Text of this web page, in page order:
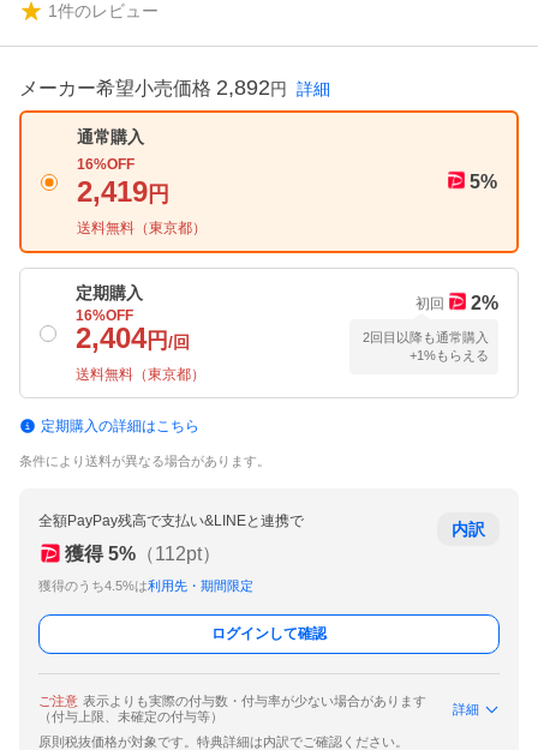
1件のレビュー
メーカー希望小売価格 2,892円 詳細
通常購入
16%OFF
2,419 円
送料無料（東京都）
5%
定期購入
16%OFF
2,404円/回
送料無料（東京都）
初回 2%
2回目以降も通常購入
+1%もらえる
定期購入の詳細はこちら
条件により送料が異なる場合があります。
全額PayPay残高で支払い&LINEと連携で
獲得 5% （112pt）
獲得のうち4.5%は利用先・期間限定
内訳
ログインして確認
ご注意 表示よりも実際の付与数・付与率が少ない場合があります
（付与上限、未確定の付与等）
詳細
原則税抜価格が対象です。特典詳細は内訳でご確認ください。